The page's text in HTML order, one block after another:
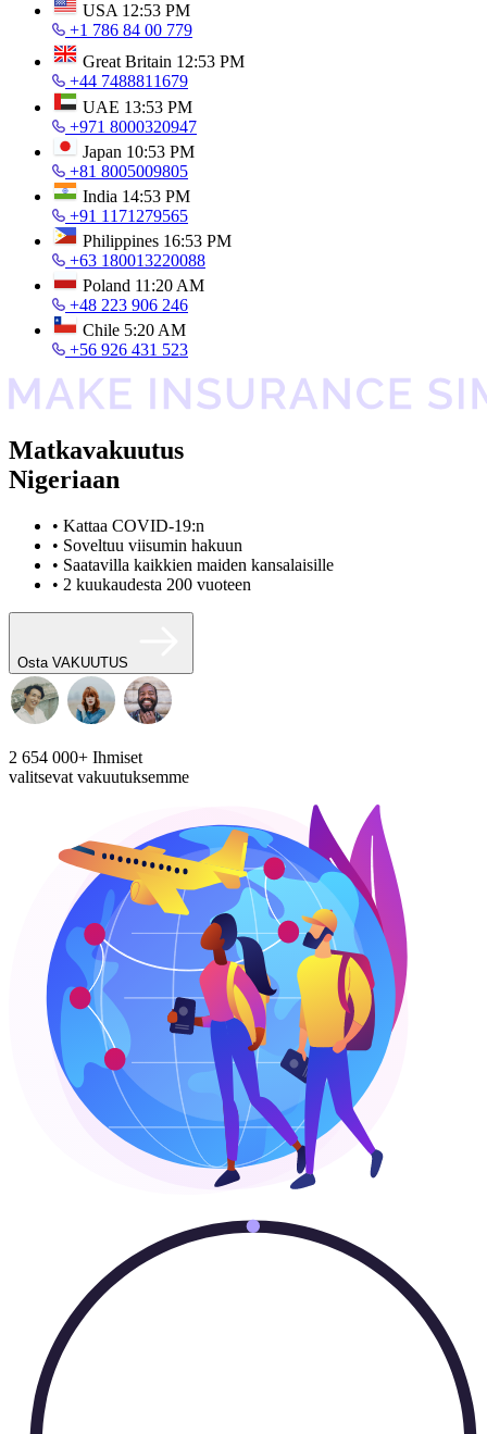
USA 12:53 PM
+1 786 84 00 779
Great Britain 12:53 PM
+44 7488811679
UAE 13:53 PM
+971 8000320947
Japan 10:53 PM
+81 8005009805
India 14:53 PM
+91 1171279565
Philippines 16:53 PM
+63 180013220088
Poland 11:20 AM
+48 223 906 246
Chile 5:20 AM
+56 926 431 523
Matkavakuutus
Nigeriaan
• Kattaa COVID-19:n
• Soveltuu viisumin hakuun
• Saatavilla kaikkien maiden kansalaisille
• 2 kuukaudesta 200 vuoteen
Osta VAKUUTUS
2 654 000+ Ihmiset
valitsevat vakuutuksemme